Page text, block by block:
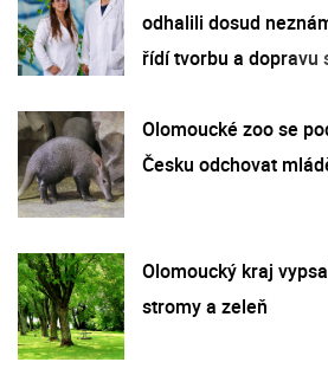
odhalili dosud
řídí tvorbu a dopravu
Olomoucké zoo se
Česku odchovat
Olomoucký kraj
stromy a zeleň